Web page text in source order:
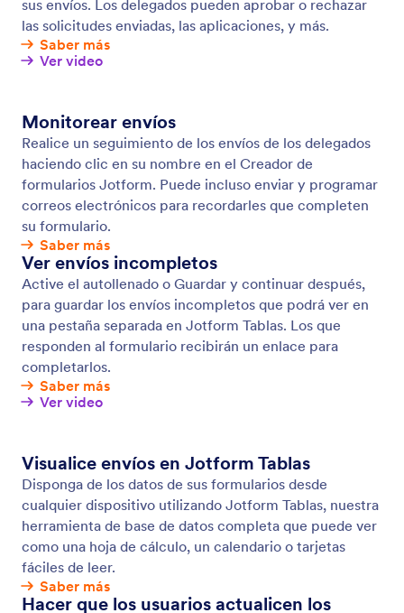
Analice mejor sus datos conectando sus formularios
Jotform con Google Tag Manager y Google
Analytics. Mire los análisis de los envíos, los campos,
las páginas de confirmación y mucho más. Aumente
Creador de reportes visuales
Convierta los datos enviados en reportes visuales
utilizando el Creador de reportes Jotform. Genere
para hacer mejores decisiones para su compañía.